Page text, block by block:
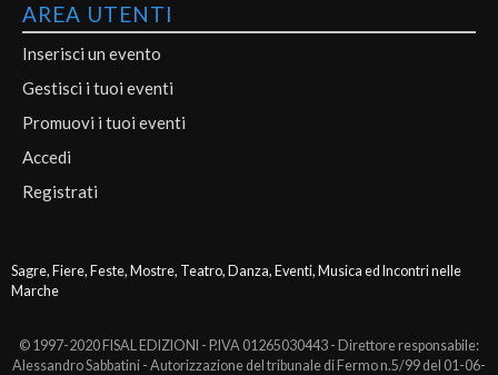
AREA UTENTI
Inserisci un evento
Gestisci i tuoi eventi
Promuovi i tuoi eventi
Accedi
Registrati
Sagre, Fiere, Feste, Mostre, Teatro, Danza, Eventi, Musica ed Incontri nelle
Marche
© 1997-2020 FISAL EDIZIONI - P.IVA 01265030443 - Direttore responsabile:
Alessandro Sabbatini - Autorizzazione del tribunale di Fermo n.5/99 del 01-06-